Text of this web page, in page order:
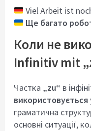
Viel Arbeit ist
Ще багато
Коли не
Infinitiv mit
Частка „zu“ в
використовується
граматична
основні ситуації,